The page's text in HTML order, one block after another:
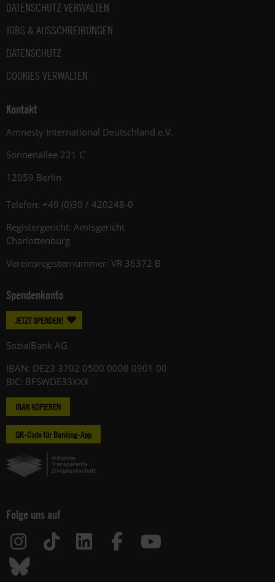
DATENSCHUTZ VERWALTEN
JOBS & AUSSCHREIBUNGEN
DATENSCHUTZ
COOKIES VERWALTEN
Kontakt
Amnesty International Deutschland e.V.
Sonnenallee 221 C
12059 Berlin
Telefon: +49 (0)30 / 420248-0
Registergericht: Amtsgericht
Charlottenburg
Vereinsregisternummer: VR 36372 B
Spendenkonto
JETZT SPENDEN!
SozialBank AG
IBAN: DE23 3702 0500 0008 0901 00
BIC: BFSWDE33XXX
IBAN KOPIEREN
QR-Code für Banking-App
Folge uns auf